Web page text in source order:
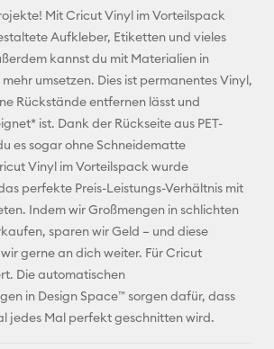
E-Mail-
Adresse
Pinterest
Facebook
Mit Cricut Vinyl im Vorteilspack
Aufkleber, Etiketten und vieles
kannst du mit Materialien in
umsetzen. Dies ist permanentes Vinyl,
Rückstände entfernen lässt und
ist. Dank der Rückseite aus PET-
es sogar ohne Schneidematte
Vinyl im Vorteilspack wurde
perfekte Preis-Leistungs-Verhältnis mit
Indem wir Großmengen in schlichten
sparen wir Geld – und diese
gerne an dich weiter. Für Cricut
Die automatischen
in Design Space™ sorgen dafür, dass
jedes Mal perfekt geschnitten wird.